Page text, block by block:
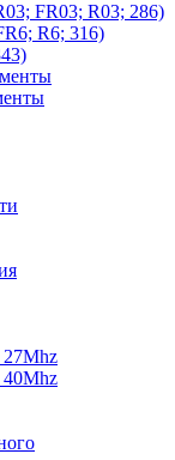
FR03; R03; 286)
R6; 316)